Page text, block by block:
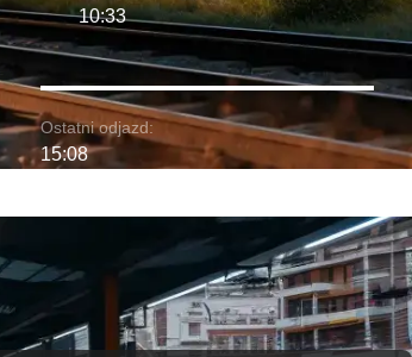
10:33
Ostatni odjazd:
15:08